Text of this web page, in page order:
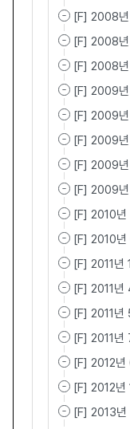
[F] 2008년
[F] 2008년
[F] 2008년
[F] 2009년
[F] 2009년
[F] 2009년
[F] 2009년
[F] 2009년
[F] 2010년
[F] 2010년
[F] 2011년
[F] 2011년
[F] 2011년
[F] 2011년
[F] 2012년
[F] 2012년
[F] 2013년